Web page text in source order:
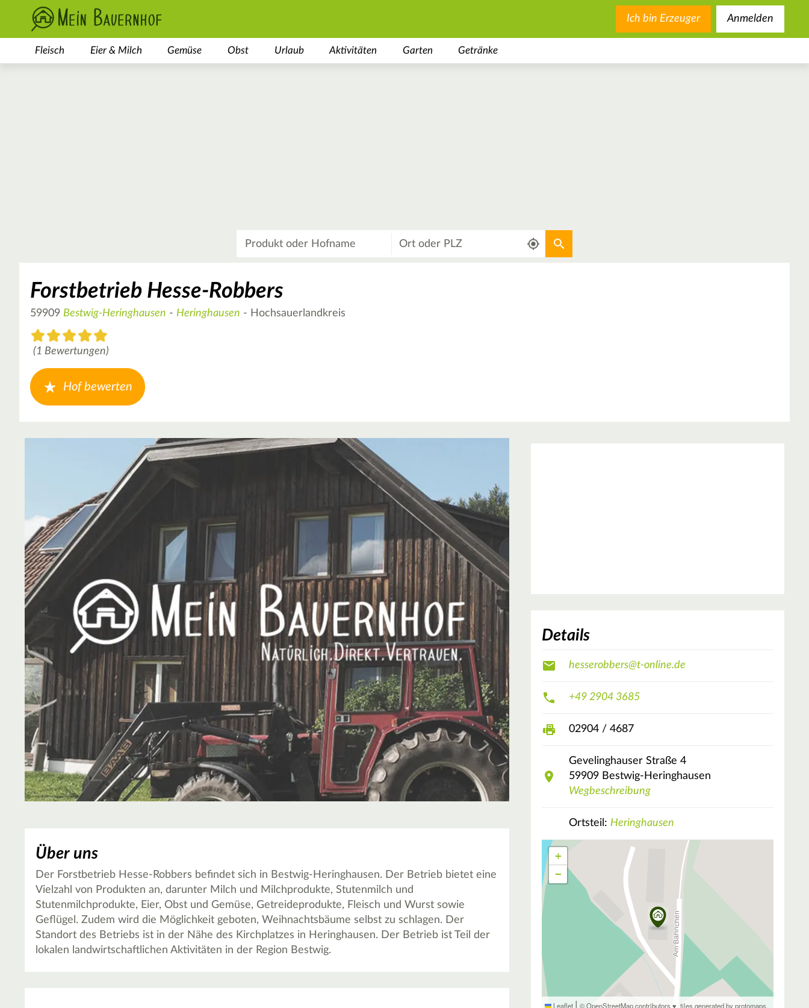
Ich bin Erzeuger Anmelden
Fleisch Eier & Milch Gemüse Obst Urlaub Aktivitäten Garten Getränke
Aktuellen Standort verwenden
Forstbetrieb Hesse-Robbers
59909 Bestwig-Heringhausen - Heringhausen - Hochsauerlandkreis
(1 Bewertungen)
Hof bewerten
Über uns
Der Forstbetrieb Hesse-Robbers befindet sich in Bestwig-Heringhausen. Der Betrieb bietet eine
Vielzahl von Produkten an, darunter Milch und Milchprodukte, Stutenmilch und
Stutenmilchprodukte, Eier, Obst und Gemüse, Getreideprodukte, Fleisch und Wurst sowie
Geflügel. Zudem wird die Möglichkeit geboten, Weihnachtsbäume selbst zu schlagen. Der
Standort des Betriebs ist in der Nähe des Kirchplatzes in Heringhausen. Der Betrieb ist Teil der
lokalen landwirtschaftlichen Aktivitäten in der Region Bestwig.
Details
hesserobbers@t-online.de
+49 2904 3685
02904 / 4687
Gevelinghauser Straße 4
59909 Bestwig-Heringhausen
Wegbeschreibung
Ortsteil: Heringhausen
+
−
Leaflet | © OpenStreetMap contributors ♥,tiles generated by protomaps